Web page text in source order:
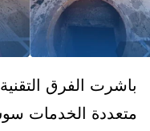
باشرت الفرق